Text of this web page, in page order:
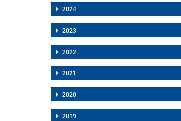
2024
2023
2022
2021
2020
2019